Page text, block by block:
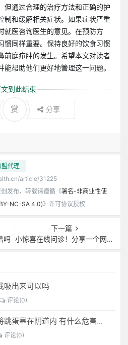
但通过合理的治疗方法和正确的护
制和缓解相关症状。如果症状严重
就医咨询医生的意见。在预防方
惯同样重要。保持良好的饮食习惯
前庭疖肿的发生。希望本文对读者
帮助他们更好地管理这一问题。
到此结束
赏 分享
盟代理
article/31225
发布，转载请遵循《署名-非商业性使
NC-SA 4.0)》许可协议授权
吗
下一篇
小惊喜在线问诊！分享一个网上看病攻略。爱诗美家医
吸出来可以吗
评论(0)
一天内长时间将跳蛋塞在阴道内 有什么危害免...(跳蛋是放哪里)
评论(0)